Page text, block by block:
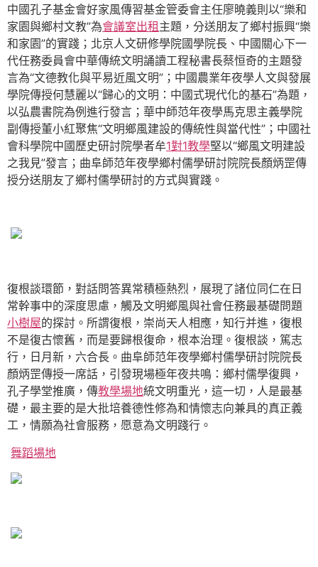
中國孔子基金會好家風傳習基金管委會主任廖曉義則以“樂和
家園與鄉村文教”為會議室出租主題，分送朋友了鄉村振興“樂
和家園”的實踐；北京人文研修學院國學院長、中國關心下一
代任務委員會中華傳統文明誦讀工程秘書長蔡恒奇的主題發
言為“文德教化與平易近風文明”；中國農業年夜學人文與發展
學院傳授何慧麗以“歸心的文明：中國式現代化的基石”為題，
以弘農書院為例進行發言；華中師范年夜學馬克思主義學院
副傳授董小紅聚焦“文明鄉風建設的傳統性與當代性”；中國社
會科學院中國歷史研討院學者牟1對1教學堅以“鄉風文明建設
之我見”發言；曲阜師范年夜學鄉村儒學研討院院長顏炳罡傳
授分送朋友了鄉村儒學研討的方式與實踐。
復根談環節，對話問答異常積極熱烈，展現了諸位同仁在日
常幹事中的深度思慮，觸及文明鄉風與社會任務最基礎問題
小樹屋的探討。所謂復根，崇尚天人相應，知行并進，復根
不是復古懷舊，而是要歸根復命，根本治理。復根談，篤志
行，日月新，六合長。曲阜師范年夜學鄉村儒學研討院院長
顏炳罡傳授一席話，引發現場極年夜共鳴：鄉村儒學復興，
孔子學堂推廣，傳教學場地統文明重光，這一切，人是最基
礎，最主要的是大批培養德性修為和情懷志向兼具的真正義
工，情願為社會服務，愿意為文明踐行。
舞蹈場地